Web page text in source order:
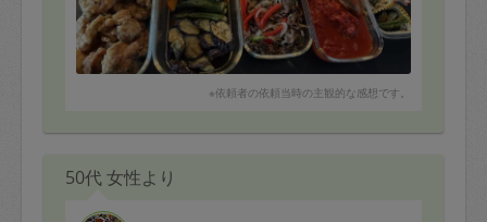
※依頼者の依頼当時の主観的な感想です。
50代 女性より